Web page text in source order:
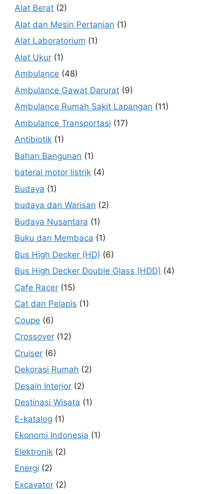
Alat Berat (2)
Alat dan Mesin Pertanian (1)
Alat Laboratorium (1)
Alat Ukur (1)
Ambulance (48)
Ambulance Gawat Darurat (9)
Ambulance Rumah Sakit Lapangan (11)
Ambulance Transportasi (17)
Antibiotik (1)
Bahan Bangunan (1)
baterai motor listrik (4)
Budaya (1)
budaya dan Warisan (2)
Budaya Nusantara (1)
Buku dan Membaca (1)
Bus High Decker (HD) (6)
Bus High Decker Double Glass (HDD) (4)
Cafe Racer (15)
Cat dan Pelapis (1)
Coupe (6)
Crossover (12)
Cruiser (6)
Dekorasi Rumah (2)
Desain Interior (2)
Destinasi Wisata (1)
E-katalog (1)
Ekonomi Indonesia (1)
Elektronik (2)
Energi (2)
Excavator (2)